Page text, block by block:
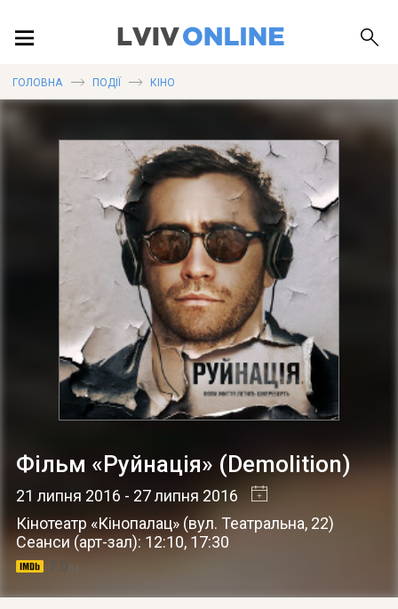
ПУБЛІКАЦІЇ
ДОВІДКА
ГОЛОВНА ПОДІЇ КІНО
Фільм «Руйнація» (Demolition)
21 липня 2016 - 27 липня 2016
Кінотеатр «Кінопалац» (вул. Театральна, 22)
Сеанси (арт-зал): 12:10, 17:30
/10